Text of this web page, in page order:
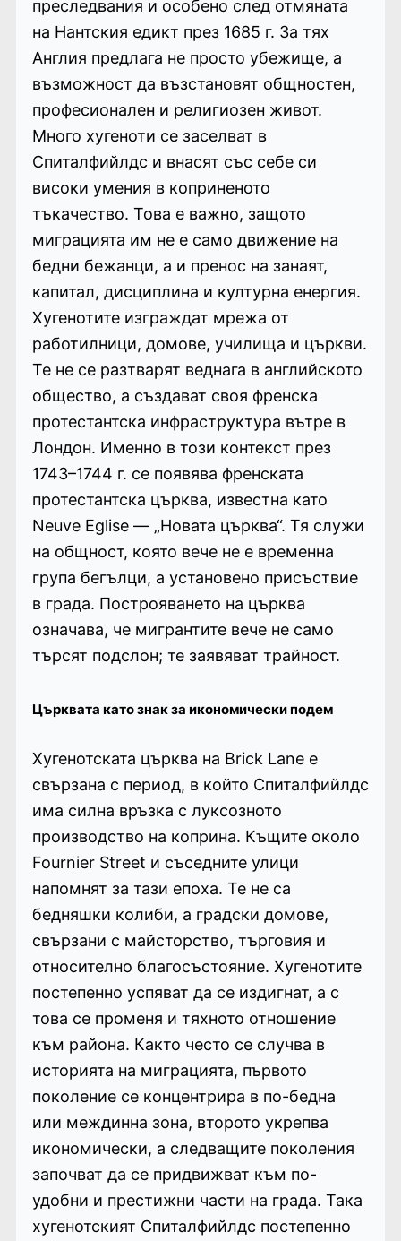
преследвания и особено след отмяната
на Нантския едикт през 1685 г. За тях
Англия предлага не просто убежище, а
възможност да възстановят общностен,
професионален и религиозен живот.
Много хугеноти се заселват в
Спиталфийлдс и внасят със себе си
високи умения в коприненото
тъкачество. Това е важно, защото
миграцията им не е само движение на
бедни бежанци, а и пренос на занаят,
капитал, дисциплина и културна енергия.
Хугенотите изграждат мрежа от
работилници, домове, училища и църкви.
Те не се разтварят веднага в английското
общество, а създават своя френска
протестантска инфраструктура вътре в
Лондон. Именно в този контекст през
1743–1744 г. се появява френската
протестантска църква, известна като
Neuve Eglise — „Новата църква“. Тя служи
на общност, която вече не е временна
група бегълци, а установено присъствие
в града. Построяването на църква
означава, че мигрантите вече не само
търсят подслон; те заявяват трайност.
Църквата като знак за икономически подем
Хугенотската църква на Brick Lane е
свързана с период, в който Спиталфийлдс
има силна връзка с луксозното
производство на коприна. Къщите около
Fournier Street и съседните улици
напомнят за тази епоха. Те не са
бедняшки колиби, а градски домове,
свързани с майсторство, търговия и
относително благосъстояние. Хугенотите
постепенно успяват да се издигнат, а с
това се променя и тяхното отношение
към района. Както често се случва в
историята на миграцията, първото
поколение се концентрира в по-бедна
или междинна зона, второто укрепва
икономически, а следващите поколения
започват да се придвижват към по-
удобни и престижни части на града. Така
хугенотският Спиталфийлдс постепенно